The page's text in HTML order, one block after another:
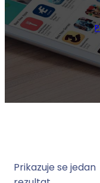
Prikazuje se jedan